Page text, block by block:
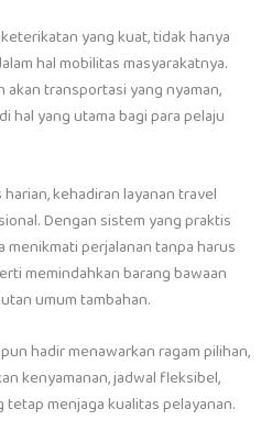
yang kuat, tidak hanya
hal mobilitas masyarakatnya.
transportasi yang nyaman,
hal yang utama bagi para pelaju
kehadiran layanan travel
Dengan sistem yang praktis
perjalanan tanpa harus
memindahkan barang bawaan
umum tambahan.
hadir menawarkan ragam pilihan,
kenyamanan, jadwal fleksibel,
menjaga kualitas pelayanan.